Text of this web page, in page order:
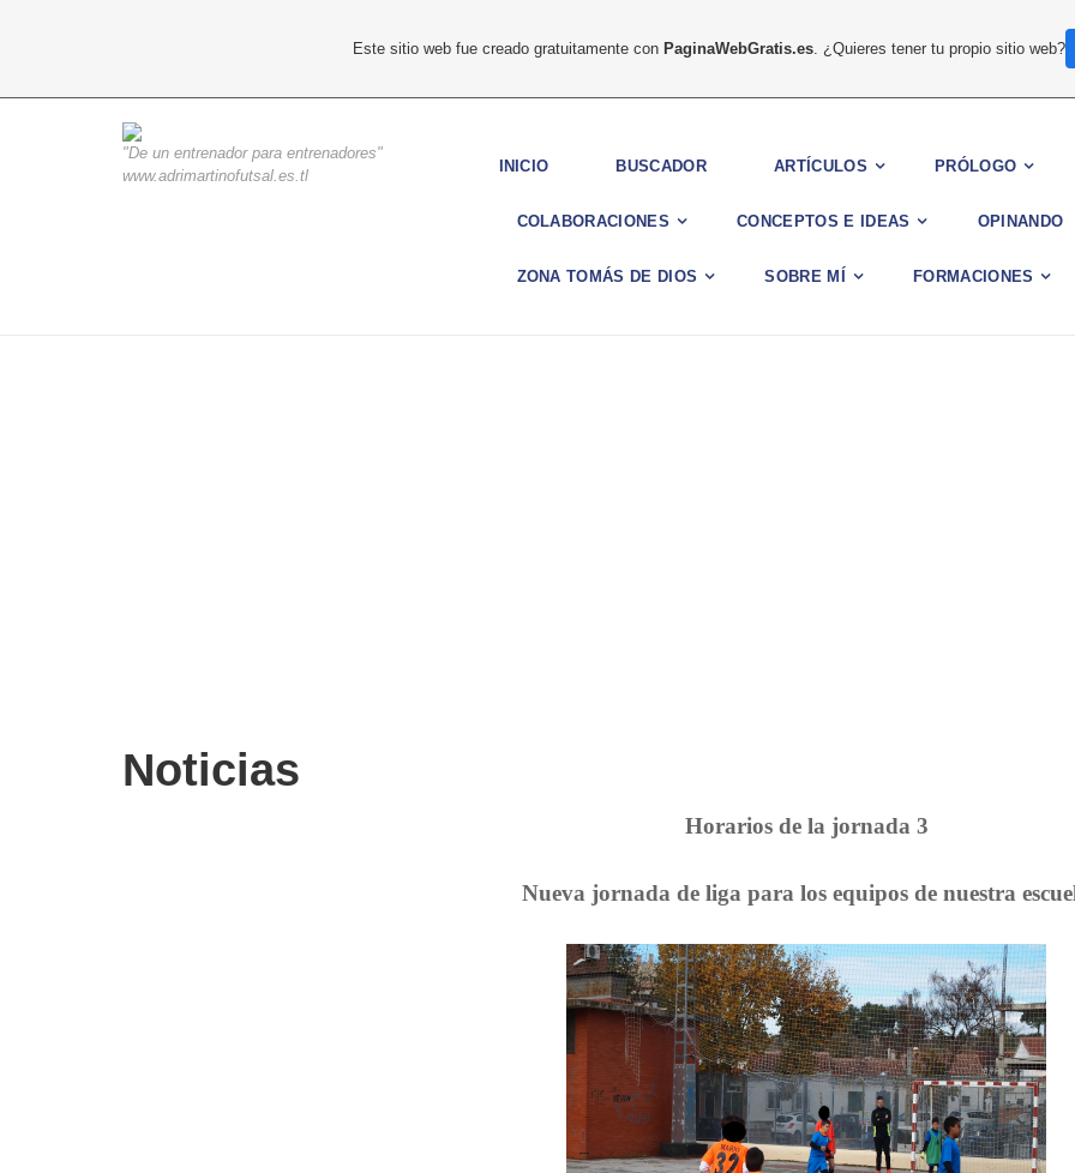
"De un entrenador para entrenadores"
www.adrimartinofutsal.es.tl
INICIO BUSCADOR ARTÍCULOS PRÓLOGO
COLABORACIONES CONCEPTOS E IDEAS OPINANDO
ZONA TOMÁS DE DIOS SOBRE MÍ FORMACIONES
Noticias
Horarios de la jornada 3
Nueva jornada de liga para los equipos de nuestra
Este sitio web fue creado gratuitamente conPaginaWebGratis.es . ¿Quieres tener tu propio sitio web?